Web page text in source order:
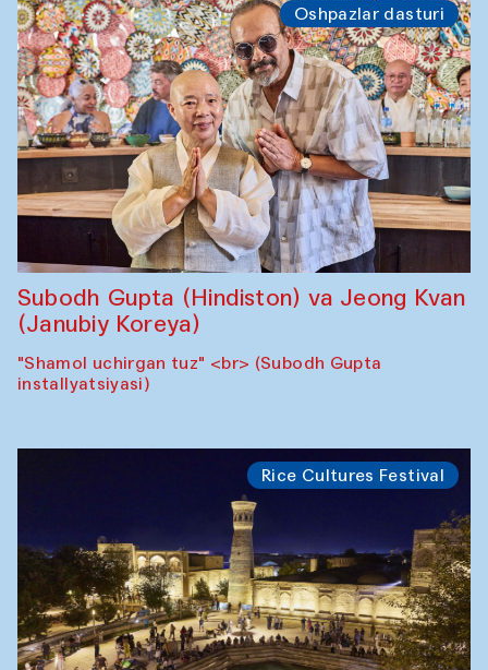
Oshpazlar dasturi
Subodh Gupta (Hindiston) va Jeong Kvan
(Janubiy Koreya)
"Shamol uchirgan tuz" <br> (Subodh Gupta
installyatsiyasi)
Rice Cultures Festival